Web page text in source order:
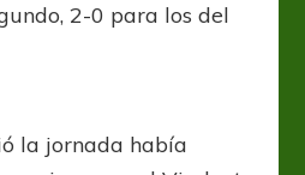
2-0 para los del
la jornada había